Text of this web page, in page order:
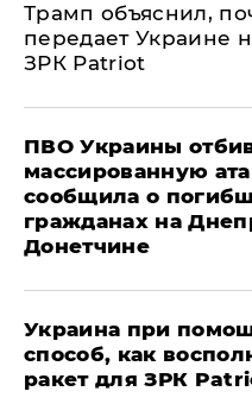
Трамп объяснил,
передает Украине
ЗРК Patriot
ПВО Украины
массированную
сообщила о
гражданах на
Донетчине
Украина при
способ, как
ракет для ЗРК